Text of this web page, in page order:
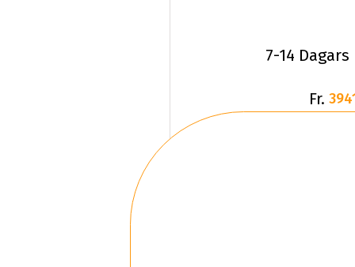
7-14
Fr.